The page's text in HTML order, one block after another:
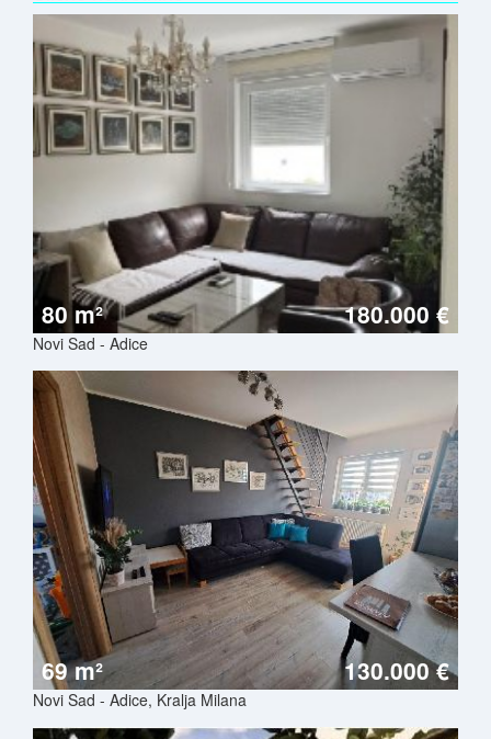
80 m² 180.000 €
Novi Sad - Adice
69 m² 130.000 €
Novi Sad - Adice, Kralja Milana